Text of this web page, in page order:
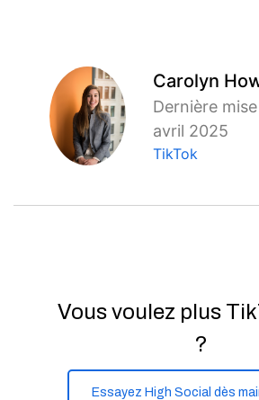
Carolyn
Dernière
avril 2025
TikTok
Vous voulez plus
?
Essayez High Social dès